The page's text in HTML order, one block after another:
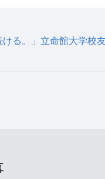
る。」立命館大学校